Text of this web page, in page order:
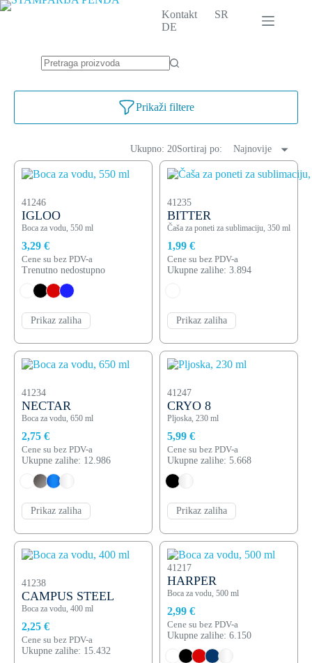
Skip
Kontakt
SR
DE
results
Prikaži filtere
Ukupno: 20Sortiraj po: Najnovije
41246
IGLOO
Boca za vodu, 550 ml
3,29 €
Cene su bez PDV-a
Trenutno nedostupno
Prikaz zaliha
41235
BITTER
Čaša za poneti za sublimaciju, 350 ml
1,99 €
Cene su bez PDV-a
Ukupne zalihe: 3.894
Prikaz zaliha
41234
NECTAR
Boca za vodu, 650 ml
2,75 €
Cene su bez PDV-a
Ukupne zalihe: 12.986
Prikaz zaliha
41247
CRYO 8
Pljoska, 230 ml
5,99 €
Cene su bez PDV-a
Ukupne zalihe: 5.668
Prikaz zaliha
41238
CAMPUS STEEL
Boca za vodu, 400 ml
2,25 €
Cene su bez PDV-a
Ukupne zalihe: 15.432
41217
HARPER
Boca za vodu, 500 ml
2,99 €
Cene su bez PDV-a
Ukupne zalihe: 6.150